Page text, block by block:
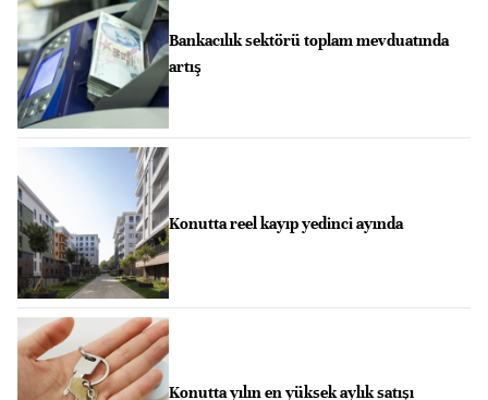
Bankacılık sektörü toplam mevduatında
artış
Konutta reel kayıp yedinci ayında
Konutta yılın en yüksek aylık satışı